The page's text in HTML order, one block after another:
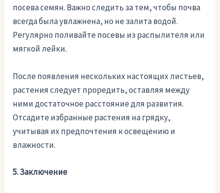
посева семян. Важно следить за тем, чтобы почва
всегда была увлажнена, но не залита водой.
Регулярно поливайте посевы из распылителя или
мягкой лейки.
После появления нескольких настоящих листьев,
растения следует проредить, оставляя между
ними достаточное расстояние для развития.
Отсадите избранные растения на грядку,
учитывая их предпочтения к освещению и
влажности.
5. Заключение